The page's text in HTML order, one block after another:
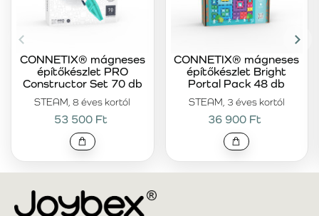
STEAM, 8 éves kortól
CONNETIX® mágneses
építőkészlet PRO
Constructor Set 70 db
53 500 Ft
STEAM, 3 éves kortól
CONNETIX® mágneses
építőkészlet Bright
Portal Pack 48 db
36 900 Ft